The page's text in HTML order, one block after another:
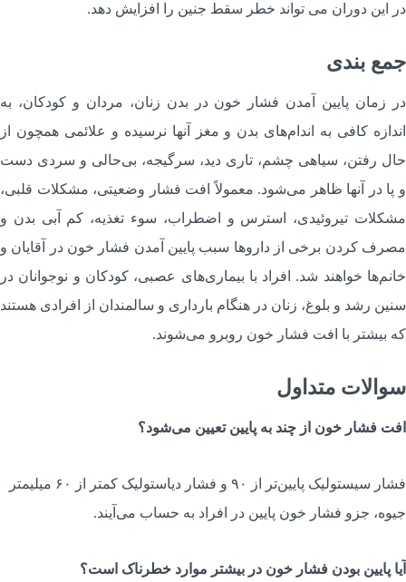
این دوران می تواند خطر سقط جنین را افزایش دهد.
بندی
زمان پایین آمدن فشار خون در بدن زنان، مردان و کودکان، به
کافی به اندام‌های بدن و مغز آنها نرسیده و علائمی همچون از
رفتن، سیاهی چشم، تاری دید، سرگیجه، بی‌حالی و سردی دست
پا در آنها ظاهر می‌شود. معمولاً افت فشار وضعیتی، مشکلات قلبی،
تیروئیدی، استرس و اضطراب، سوء تغذیه، کم آبی بدن و
کردن برخی از داروها سبب پایین آمدن فشار خون در آقایان و
خواهند شد. افراد با بیماری‌های عصبی، کودکان و نوجوانان در
رشد و بلوغ، زنان در هنگام بارداری و سالمندان از افرادی هستند
بیشتر با افت فشار خون روبرو می‌شوند.
متداول
فشار خون از چند به پایین تعیین می‌شود؟
فشار سیستولیک پایین‌تر از ۹۰ و فشار دیاستولیک کمتر از ۶۰ میلیمتر
جزو فشار خون پایین در افراد به حساب می‌آیند.
پایین بودن فشار خون در بیشتر موارد خطرناک است؟